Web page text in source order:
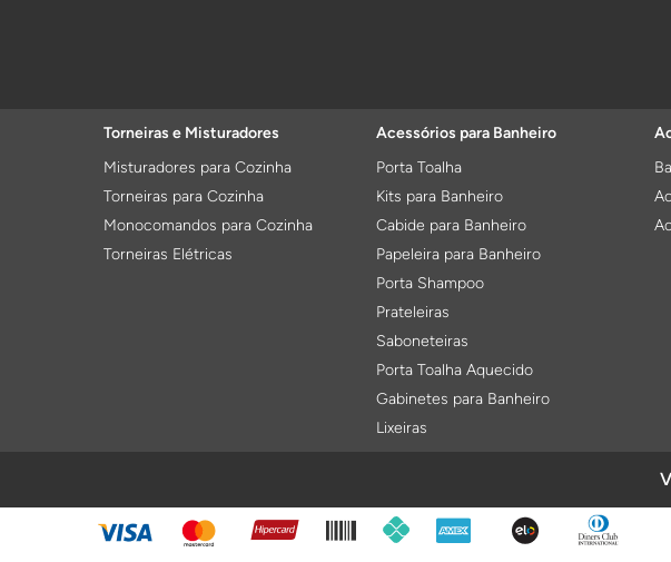
Torneiras e Misturadores
Misturadores para Cozinha
Torneiras para Cozinha
Monocomandos para Cozinha
Torneiras Elétricas
Acessórios para Banheiro
Porta Toalha
Kits para Banheiro
Cabide para Banheiro
Papeleira para Banheiro
Porta Shampoo
Prateleiras
Saboneteiras
Porta Toalha Aquecido
Gabinetes para Banheiro
Lixeiras
Anéis de Vedação
Ligações Flexiveis
Ralos Oculto